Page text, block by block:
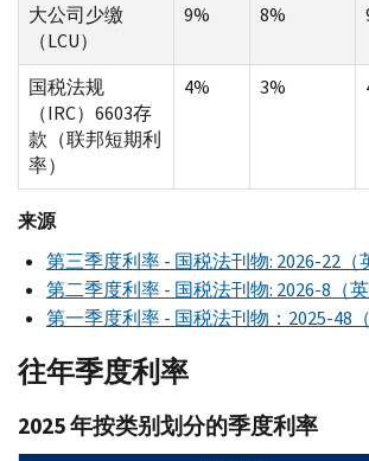
大公司少缴
（LCU）
9% 8%
国税法规
（IRC）6603存
款（联邦短期利
率）
4% 3%
来源
第三季度利率 - 国税法刊物: 2026-22（
第二季度利率 - 国税法刊物: 2026-8（英
第一季度利率 - 国税法刊物：2025-48（
往年季度利率
2025 年按类别划分的季度利率